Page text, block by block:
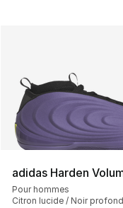
adidas Harden
Pour hommes
Citron lucide / Noir profond